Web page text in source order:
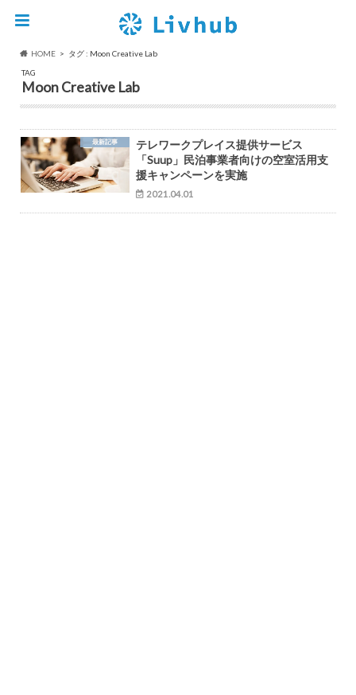
HOME
タグ : Moon Creative Lab
TAG
Moon Creative Lab
最新記事
テレワークプレイス提供サービス
「Suup」民泊事業者向けの空室活用支
援キャンペーンを実施
2021.04.01